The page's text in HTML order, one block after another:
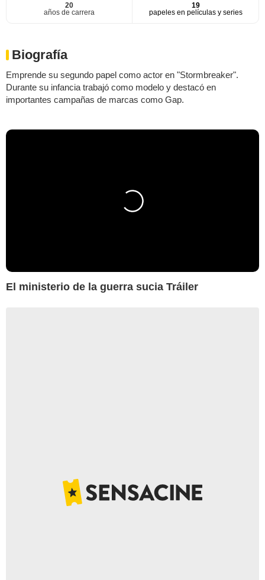
20
años de carrera
19
papeles en películas y series
Biografía
Emprende su segundo papel como actor en "Stormbreaker".
Durante su infancia trabajó como modelo y destacó en
importantes campañas de marcas como Gap.
El ministerio de la guerra sucia Tráiler